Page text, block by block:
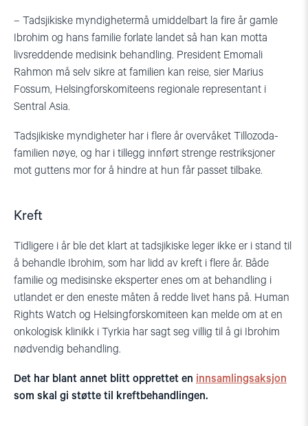
– Tadsjikiske myndighetermå umiddelbart la fire år gamle
Ibrohim og hans familie forlate landet så han kan motta
livsreddende medisink behandling. President Emomali
Rahmon må selv sikre at familien kan reise, sier Marius
Fossum, Helsingforskomiteens regionale representant i
Sentral Asia.
Tadsjikiske myndigheter har i flere år overvåket Tillozoda-
familien nøye, og har i tillegg innført strenge restriksjoner
mot guttens mor for å hindre at hun får passet tilbake.
Kreft
Tidligere i år ble det klart at tadsjikiske leger ikke er i stand til
å behandle Ibrohim, som har lidd av kreft i flere år. Både
familie og medisinske eksperter enes om at behandling i
utlandet er den eneste måten å redde livet hans på. Human
Rights Watch og Helsingforskomiteen kan melde om at en
onkologisk klinikk i Tyrkia har sagt seg villig til å gi Ibrohim
nødvendig behandling.
Det har blant annet blitt opprettet en innsamlingsaksjon
som skal gi støtte til kreftbehandlingen.